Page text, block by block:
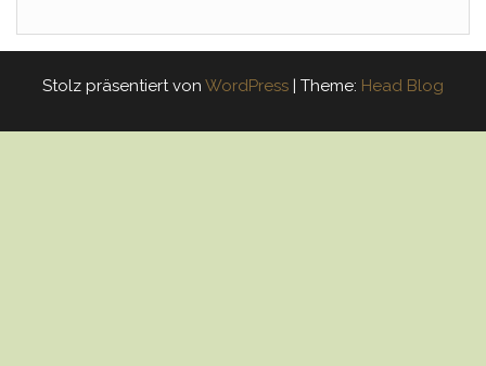
Stolz präsentiert von WordPress | Theme: Head Blog